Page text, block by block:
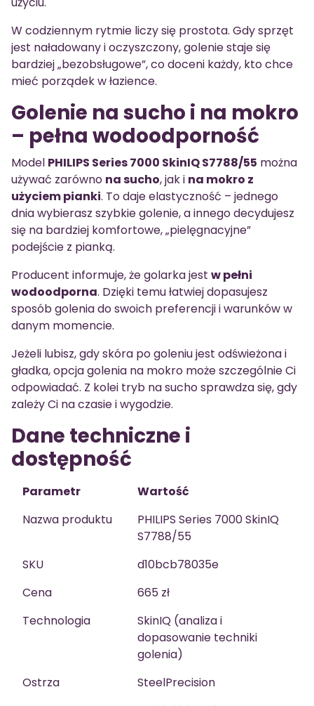
W codziennym rytmie liczy się prostota. Gdy sprzęt
jest naładowany i oczyszczony, golenie staje się
bardziej „bezobsługowe”, co doceni każdy, kto chce
mieć porządek w łazience.
Golenie na sucho i na mokro
– pełna wodoodporność
Model PHILIPS Series 7000 SkinIQ S7788/55 można
używać zarówno na sucho, jak i na mokro z
użyciem pianki. To daje elastyczność – jednego
dnia wybierasz szybkie golenie, a innego decydujesz
się na bardziej komfortowe, „pielęgnacyjne”
podejście z pianką.
Producent informuje, że golarka jest w pełni
wodoodporna. Dzięki temu łatwiej dopasujesz
sposób golenia do swoich preferencji i warunków w
danym momencie.
Jeżeli lubisz, gdy skóra po goleniu jest odświeżona i
gładka, opcja golenia na mokro może szczególnie Ci
odpowiadać. Z kolei tryb na sucho sprawdza się, gdy
zależy Ci na czasie i wygodzie.
Dane techniczne i
dostępność
Parametr
Wartość
Nazwa produktu
PHILIPS Series 7000 SkinIQ
S7788/55
SKU
d10bcb78035e
Cena
665 zł
Technologia
SkinIQ (analiza i
dopasowanie techniki
golenia)
Ostrza
SteelPrecision